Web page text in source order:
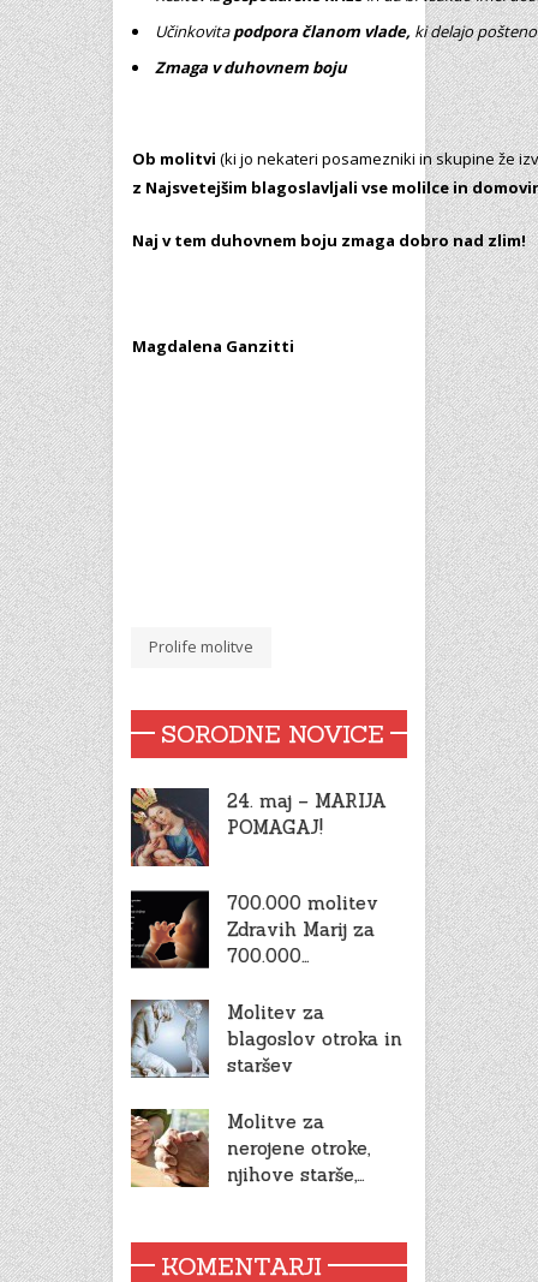
Učinkovitapodpora članom vlade, ki delajo
Zmaga v duhovnem boju
Ob molitvi (ki jo nekateri posamezniki in skupine že
z Najsvetejšim blagoslavljali vse molilce in
Naj v tem duhovnem boju zmaga dobro nad zlim!
Magdalena Ganzitti
Prolife molitve
SORODNE NOVICE
24. maj – MARIJA
POMAGAJ!
700.000 molitev
Zdravih Marij za
700.000…
Molitev za
blagoslov otroka in
staršev
Molitve za
nerojene otroke,
njihove starše,…
KOMENTARJI